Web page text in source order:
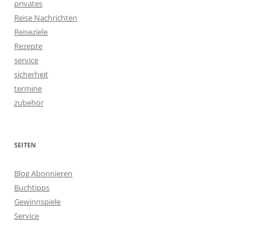
privates
Reise Nachrichten
Reiseziele
Rezepte
service
sicherheit
termine
zubehör
SEITEN
Blog Abonnieren
Buchtipps
Gewinnspiele
Service